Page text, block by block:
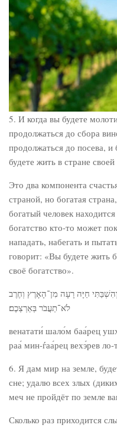
5. И когда вы будете
продолжаться до сбора
продолжаться до посева, и
будете жить в стране
Это два компонента
страной, но богатая
богатый человек
богатство кто-то может
нападать, набегать и
говорит: «Вы будете жить
своё богатство».
חַיָּה רָעָה מִן־הָאָרֶץ וְחֶרֶב
לֹא־תַעֲבֹר בְּאַרְצְכֶם׃
венатати́ шало́м баа́рец
раа́ мин-ѓаа́рец вехэ́рев
6. Я дам мир на земле,
сне; удалю всех злых
меч не пройдёт по земле
Сколько раз приходится